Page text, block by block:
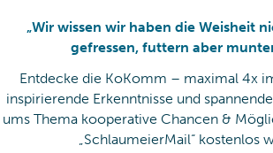
„Wir wissen wir haben die Weisheit
gefressen, futtern aber
Entdecke die KoKomm – maximal 4x
inspirierende Erkenntnisse und
ums Thema kooperative Chancen &
„SchlaumeierMail“ kostenlos